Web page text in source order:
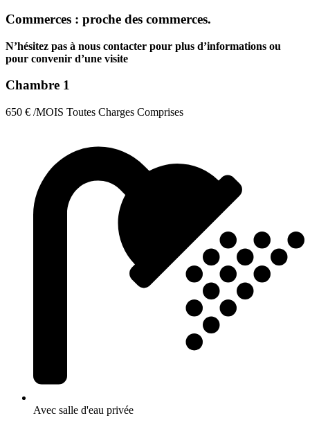
Commerces : proche des commerces.
N’hésitez pas à nous contacter pour plus d’informations ou
pour convenir d’une visite
Chambre 1
650 € /MOIS Toutes Charges Comprises
Avec salle d'eau privée